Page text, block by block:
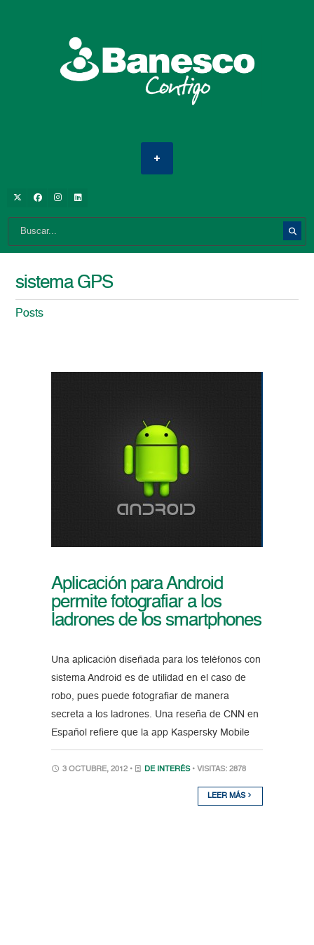
sistema GPS
Posts
Aplicación para Android
permite fotografiar a los
ladrones de los smartphones
Una aplicación diseñada para los teléfonos con
sistema Android es de utilidad en el caso de
robo, pues puede fotografiar de manera
secreta a los ladrones. Una reseña de CNN en
Español refiere que la app Kaspersky Mobile
3 OCTUBRE, 2012 • DE INTERÉS • VISITAS: 2878
LEER MÁS